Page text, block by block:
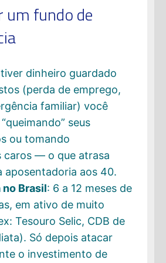
um fundo de
dinheiro guardado
(perda de emprego,
familiar) você
seus
ou tomando
caros — o que atrasa
aposentadoria aos 40.
Brasil: 6 a 12 meses de
em ativo de muito
Tesouro Selic, CDB de
Só depois atacar
o investimento de